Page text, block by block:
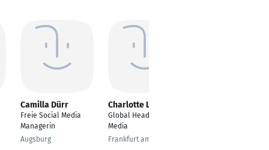
Camilla Dürr
Freie Social Media
Managerin
Augsburg
Charlotte Laufer
Global Head of Social
Media
Frankfurt am Main